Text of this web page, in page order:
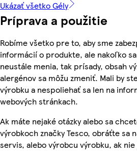
Ukázať všetko Gély
Príprava a použitie
Robíme všetko pre to, aby sme
informácií o produkte, ale nakoľko
neustále menia, tak prísady, obsah
alergénov sa môžu zmeniť. Mali by
výrobku a nespoliehať sa len na
webových stránkach.
Ak máte nejaké otázky alebo sa
výrobkoch značky Tesco, obráťte sa
servis, alebo výrobcu výrobku, ak